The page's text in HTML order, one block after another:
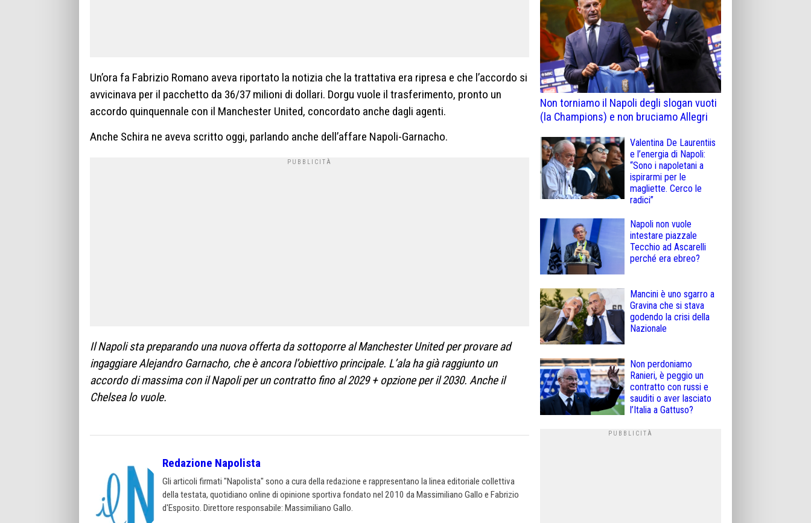
Un’ora fa Fabrizio Romano aveva riportato la notizia che la trattativa era ripresa e che l’accordo si
avvicinava per il pacchetto da 36/37 milioni di dollari. Dorgu vuole il trasferimento, pronto un
accordo quinquennale con il Manchester United, concordato anche dagli agenti.
Anche Schira ne aveva scritto oggi, parlando anche dell’affare Napoli-Garnacho.
Il Napoli sta preparando una nuova offerta da sottoporre al Manchester United per provare ad
ingaggiare Alejandro Garnacho, che è ancora l’obiettivo principale. L’ala ha già raggiunto un
accordo di massima con il Napoli per un contratto fino al 2029 + opzione per il 2030. Anche il
Chelsea lo vuole.
Redazione Napolista
Gli articoli firmati "Napolista" sono a cura della redazione e rappresentano la linea editoriale collettiva
della testata, quotidiano online di opinione sportiva fondato nel 2010 da Massimiliano Gallo e Fabrizio
d'Esposito. Direttore responsabile: Massimiliano Gallo.
Non torniamo il Napoli degli slogan vuoti
(la Champions) e non bruciamo Allegri
Valentina De Laurentiis
e l’energia di Napoli:
“Sono i napoletani a
ispirarmi per le
magliette. Cerco le
radici”
Napoli non vuole
intestare piazzale
Tecchio ad Ascarelli
perché era ebreo?
Mancini è uno sgarro a
Gravina che si stava
godendo la crisi della
Nazionale
Non perdoniamo
Ranieri, è peggio un
contratto con russi e
sauditi o aver lasciato
l’Italia a Gattuso?